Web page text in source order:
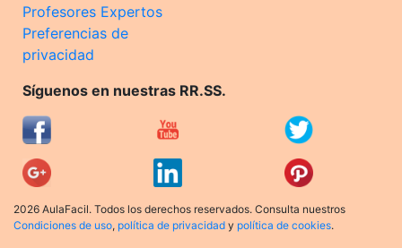
Profesores Expertos
Preferencias de
privacidad
Síguenos en nuestras RR.SS.
2026 AulaFacil. Todos los derechos reservados. Consulta nuestros
Condiciones de uso, política de privacidad y política de cookies.